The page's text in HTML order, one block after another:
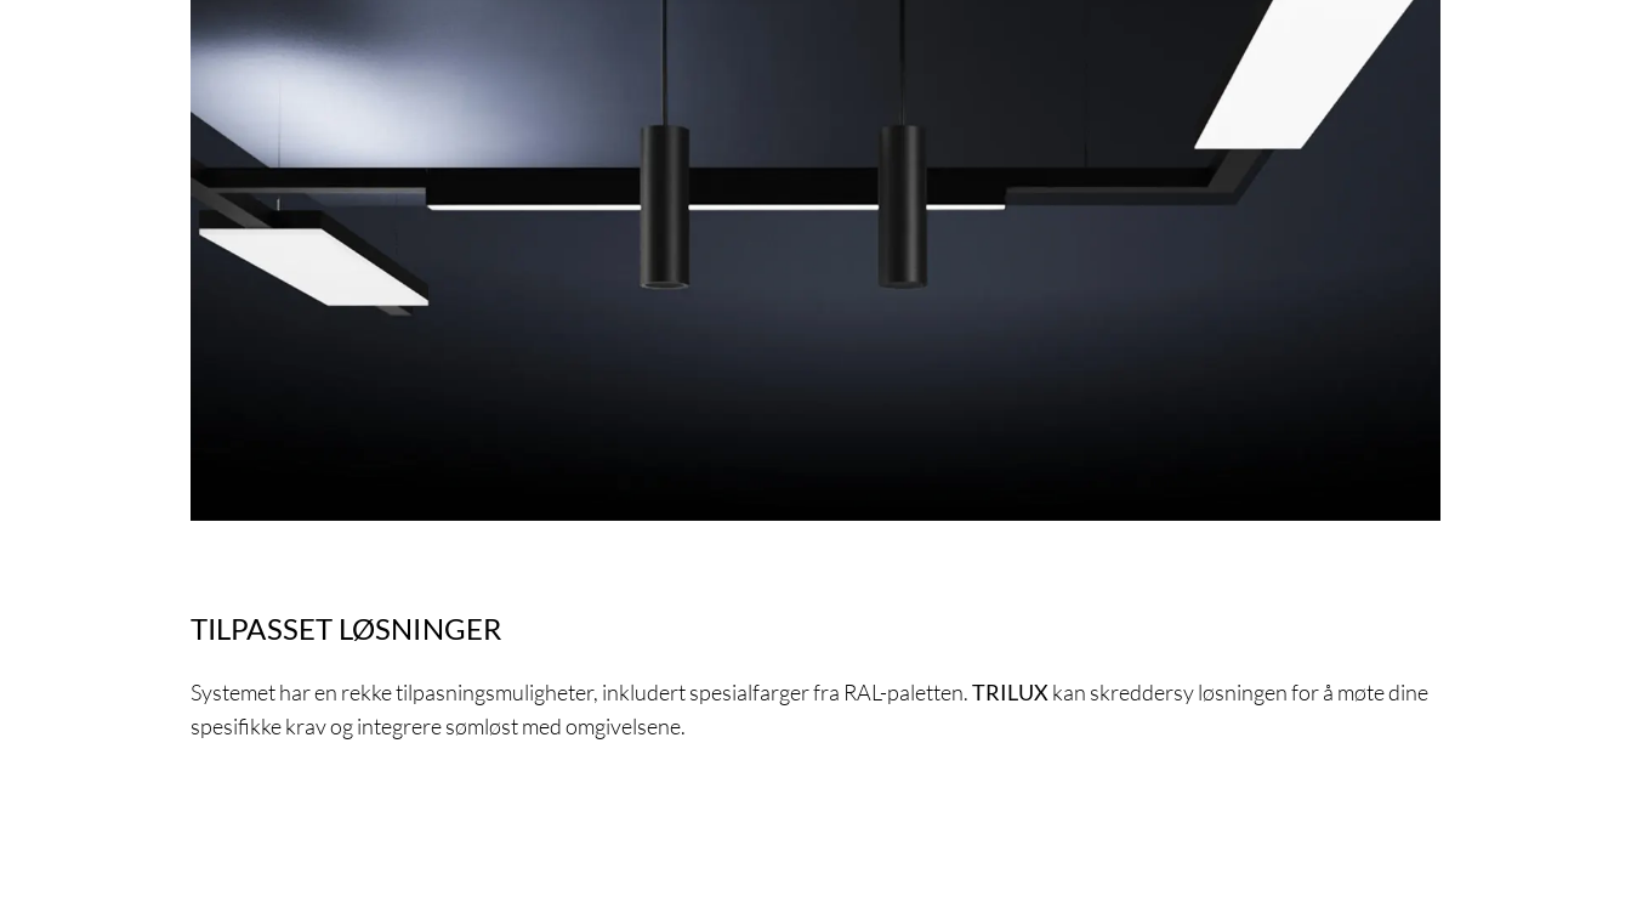
TILPASSET LØSNINGER
Systemet har en rekke tilpasningsmuligheter, inkludert spesialfarger fra RAL-paletten.TRILUX kan skreddersy løsningen for å møte dine
spesifikke krav og integrere sømløst med omgivelsene.